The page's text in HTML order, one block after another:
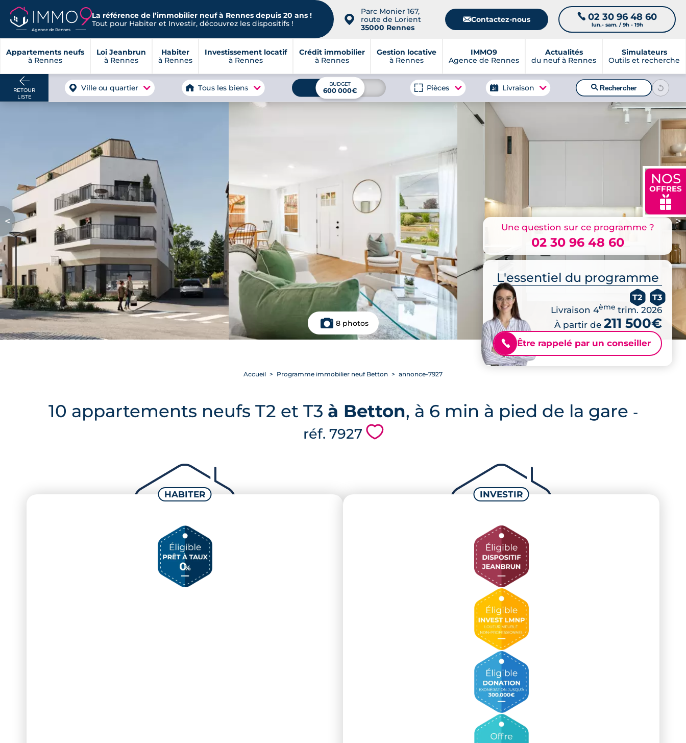
Agence de Rennes
La référence de l’immobilier neuf à Rennes depuis 20 ans !
Tout pour Habiter et Investir, découvrez les dispositifs !
📍
Parc Monier 167,
route de Lorient
35000 Rennes
📧Contactez-nous 📞 02 30 96 48 60
lun.- sam. / 9h - 19h
Appartements neufs
à Rennes
Loi Jeanbrun
à Rennes
Habiter
à Rennes
Investissement locatif
à Rennes
Crédit immobilier
à Rennes
Gestion locative
à Rennes
IMMO9
Agence de Rennes
Actualités
du neuf à Rennes
Simulateurs
Outils et recherche
NOS
OFFRES
🎁
RETOUR
LISTE
Ville ou quartier Tous les biens BUDGET
600 000€ Pièces Livraison 🔍Rechercher
< >
8 photos
Une question sur ce programme ?
02 30 96 48 60
L'essentiel du programme
T2 T3
Livraison 4ème trim. 2026
À partir de 211 500€
📞 Être rappelé par un conseiller
Accueil Programme immobilier neuf Betton annonce-7927
10 appartements neufs T2 et T3 à Betton, à 6 min à pied de la gare -
réf. 7927 💗